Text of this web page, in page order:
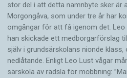
stor del i att detta namnbyte sker är
Morgongåva, som under tre år har
omgångar för att få igenom det. Leo
han skickade ett medborgarförslag
själv i grundsärskolans nionde
nedlåtande. Enligt Leo Lust vågar
särskola av rädsla för mobbning: